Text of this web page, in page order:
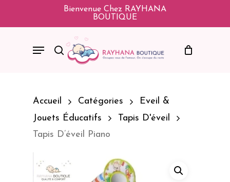
Bienvenue Chez RAYHANA
BOUTIQUE
Search
Menu
Accueil Catégories
Eveil &
Jouets Éducatifs
Tapis D'éveil
Tapis D’éveil Piano